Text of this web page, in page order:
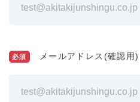
必須 メールアドレス(確認用)